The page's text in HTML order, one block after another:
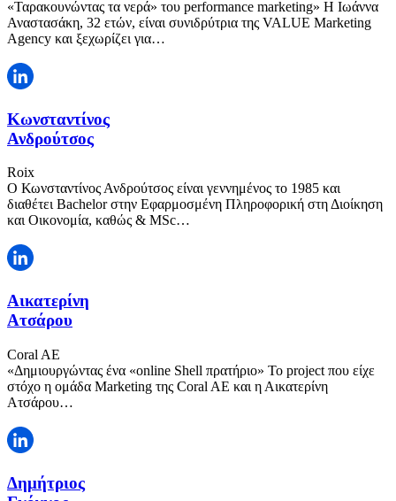
«Ταρακουνώντας τα νερά» του performance marketing» Η Ιωάννα
Αναστασάκη, 32 ετών, είναι συνιδρύτρια της VALUE Marketing
Agency και ξεχωρίζει για…
Κωνσταντίνος
Ανδρούτσος
Roix
Ο Κωνσταντίνος Ανδρούτσος είναι γεννημένος το 1985 και
διαθέτει Bachelor στην Εφαρμοσμένη Πληροφορική στη Διοίκηση
και Οικονομία, καθώς & MSc…
Αικατερίνη
Ατσάρου
Coral AE
«Δημιουργώντας ένα «online Shell πρατήριο» To project που είχε
στόχο η ομάδα Marketing της Coral AE και η Αικατερίνη
Ατσάρου…
Δημήτριος